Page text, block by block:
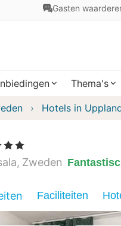
Gasten
Thema's
Hotels in
Sterren
Zweden
Faciliteiten